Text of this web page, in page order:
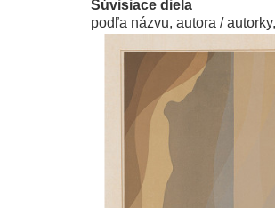
Súvisiace diela
podľa názvu, autora /